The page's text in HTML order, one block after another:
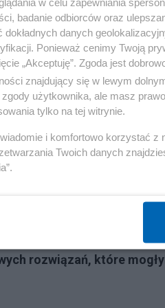
jak i prywatnych –
odwagi i inwestycji w
redakcyjną i
rozwiązań, które
badanie odbiorców oraz
danych
Ponieważ cenimy Twoją
„Akceptuję”. Zgoda jest
znajdujący się w lewym
użytkownika, ale masz
tylko na tej witrynie.
i komfortowo korzystać z
Twoich danych